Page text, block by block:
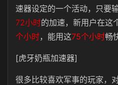
速器设定的一个活动，只要
72小时的加速，新用户在这
个小时，能用这75个小时畅
[虎牙奶瓶加速器]
很多比较喜欢军事的玩家，